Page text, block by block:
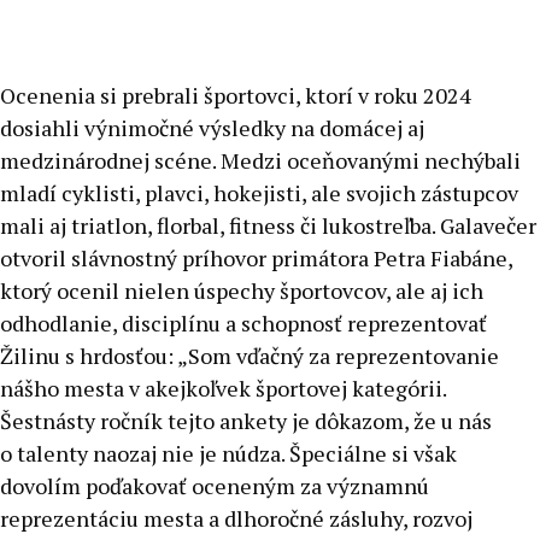
Ocenenia si prebrali športovci, ktorí v roku 2024
dosiahli výnimočné výsledky na domácej aj
medzinárodnej scéne. Medzi oceňovanými nechýbali
mladí cyklisti, plavci, hokejisti, ale svojich zástupcov
mali aj triatlon, florbal, fitness či lukostreľba. Galavečer
otvoril slávnostný príhovor primátora Petra Fiabáne,
ktorý ocenil nielen úspechy športovcov, ale aj ich
odhodlanie, disciplínu a schopnosť reprezentovať
Žilinu s hrdosťou: „Som vďačný za reprezentovanie
nášho mesta v akejkoľvek športovej kategórii.
Šestnásty ročník tejto ankety je dôkazom, že u nás
o talenty naozaj nie je núdza. Špeciálne si však
dovolím poďakovať oceneným za významnú
reprezentáciu mesta a dlhoročné zásluhy, rozvoj